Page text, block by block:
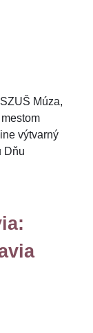
Múza,
výtvarný
Dňu